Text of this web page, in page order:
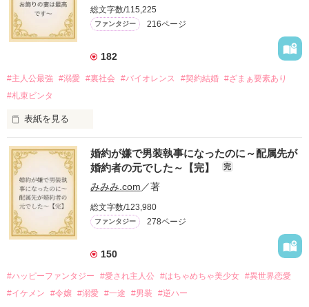
総文字数/115,225
ファンタジー 216ページ
182
#主人公最強 #溺愛 #裏社会 #バイオレンス #契約結婚 #ざまぁ要素あり
#札束ビンタ
表紙を見る
かつては英雄と呼ばれた父は事業で失敗ばかり。
そのせいで極貧生活を送るオリヴィア・ディルムーンは、母が
倒れたことをきっかけに娼婦になり稼ごうと屋敷を飛び出し
た。
娼館（たぶん）の店主は札束でビンタしてくる謎の男。
金と引き換えに雇われたと思いきや……契約結婚だった！？
裏社会を牛耳るロベールは仮面をつけており、謎が多いが幸せ
な結婚生活を満喫中。
そこでロベールを慕うアリスに一方的に敵視され、嫌がらせを
勘違いから始まる初夜騒動に危険ばかりの血まみれ新婚生活。
婚約が嫌で男装執事になったのに～配属先が
婚約者の元でした～【完】
完
みみみ.com ／著
総文字数/123,980
ファンタジー 278ページ
150
#ハッピーファンタジー #愛され主人公 #はちゃめちゃ美少女 #異世界恋愛
#イケメン
#令嬢 #溺愛 #一途 #男装 #逆ハー